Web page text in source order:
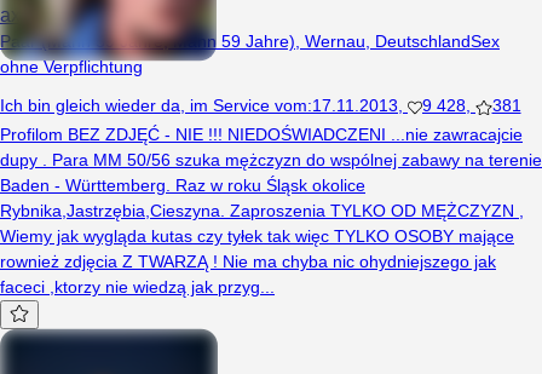
axon46
Paar (Mann 59 Jahre, Mann 59 Jahre), Wernau, DeutschlandSex
ohne Verpflichtung
Ich bin gleich wieder da, im Service vom:17.11.2013, 9 428,
381
Profilom BEZ ZDJĘĆ - NIE !!! NIEDOŚWIADCZENI ...nie zawracajcie
dupy . Para MM 50/56 szuka mężczyzn do wspólnej zabawy na terenie
Baden - Württemberg. Raz w roku Śląsk okolice
Rybnika,Jastrzębia,Cieszyna. Zaproszenia TYLKO OD MĘŻCZYZN ,
Wiemy jak wygląda kutas czy tyłek tak więc TYLKO OSOBY mające
rownież zdjęcia Z TWARZĄ ! Nie ma chyba nic ohydniejszego jak
faceci ,ktorzy nie wiedzą jak przyg...